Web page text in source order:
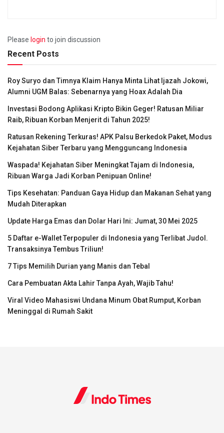
Please login to join discussion
Recent Posts
Roy Suryo dan Timnya Klaim Hanya Minta Lihat Ijazah Jokowi,
Alumni UGM Balas: Sebenarnya yang Hoax Adalah Dia
Investasi Bodong Aplikasi Kripto Bikin Geger! Ratusan Miliar
Raib, Ribuan Korban Menjerit di Tahun 2025!
Ratusan Rekening Terkuras! APK Palsu Berkedok Paket, Modus
Kejahatan Siber Terbaru yang Mengguncang Indonesia
Waspada! Kejahatan Siber Meningkat Tajam di Indonesia,
Ribuan Warga Jadi Korban Penipuan Online!
Tips Kesehatan: Panduan Gaya Hidup dan Makanan Sehat yang
Mudah Diterapkan
Update Harga Emas dan Dolar Hari Ini: Jumat, 30 Mei 2025
5 Daftar e-Wallet Terpopuler di Indonesia yang Terlibat Judol.
Transaksinya Tembus Triliun!
7 Tips Memilih Durian yang Manis dan Tebal
Cara Pembuatan Akta Lahir Tanpa Ayah, Wajib Tahu!
Viral Video Mahasiswi Undana Minum Obat Rumput, Korban
Meninggal di Rumah Sakit